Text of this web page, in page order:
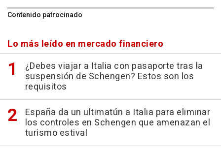
Contenido patrocinado
Lo más leído en mercado financiero
¿Debes viajar a Italia con pasaporte tras la
suspensión de Schengen? Estos son los
requisitos
España da un ultimatún a Italia para eliminar
los controles en Schengen que amenazan el
turismo estival